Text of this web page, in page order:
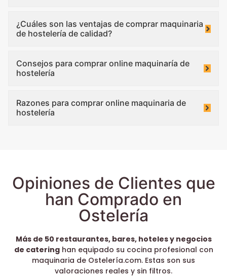
¿Cuáles son las ventajas de comprar maquinaria
de hostelería de calidad?
Consejos para comprar online maquinaría de
hostelería
Razones para comprar online maquinaria de
hostelería
Opiniones de Clientes que
han Comprado en
Ostelería
Más de 50 restaurantes, bares, hoteles y negocios
de cateringhan equipado su cocina profesional con
maquinaria de Ostelería.com. Estas son sus
valoraciones reales y sin filtros.